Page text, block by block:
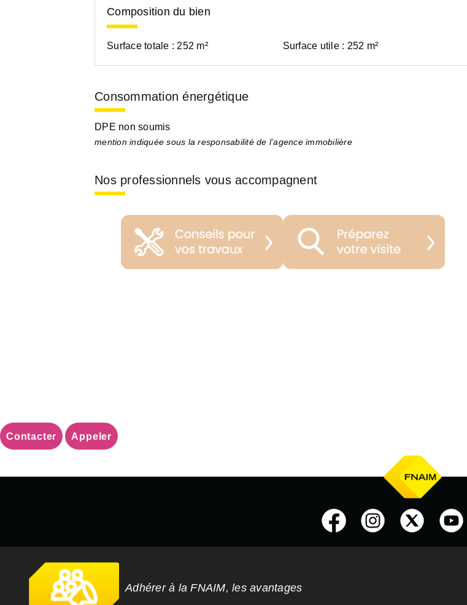
Composition du bien
Surface totale :252 m² Surface utile : 252 m²
Consommation énergétique
DPE non soumis
mention indiquée sous la responsabilité de l’agence immobilière
Nos professionnels vous accompagnent
Contacter Appeler
Adhérer à la FNAIM, les avantages